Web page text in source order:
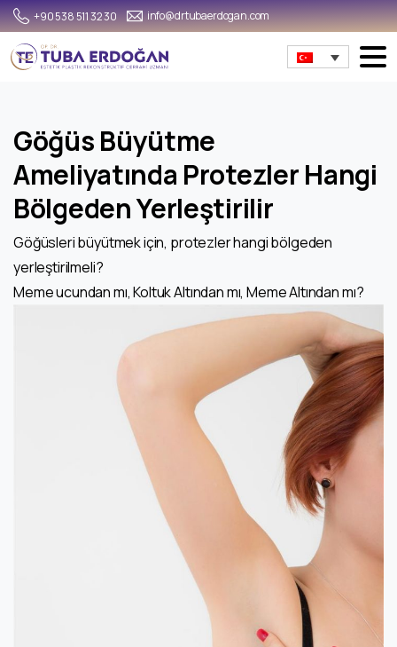
+90 538 511 32 30 info@drtubaerdogan.com
Göğüs Büyütme
Ameliyatında Protezler Hangi
Bölgeden Yerleştirilir
Göğüsleri büyütmek için, protezler hangi bölgeden
yerleştirilmeli?
Meme ucundan mı, Koltuk Altından mı, Meme Altından mı?